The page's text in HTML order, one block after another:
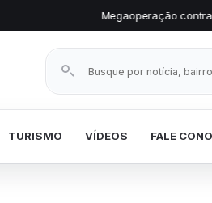
Megaoperação contra facção prende
Buscar notícias
TURISMO VÍDEOS FALE